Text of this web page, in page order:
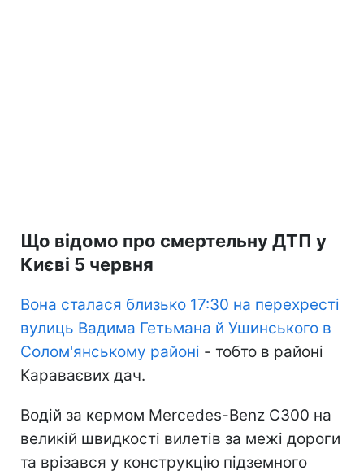
Що відомо про смертельну ДТП у
Києві 5 червня
Вона сталася близько 17:30 на перехресті
вулиць Вадима Гетьмана й Ушинського в
Солом'янському районі - тобто в районі
Караваєвих дач.
Водій за кермом Mercedes-Benz C300 на
великій швидкості вилетів за межі дороги
та врізався у конструкцію підземного